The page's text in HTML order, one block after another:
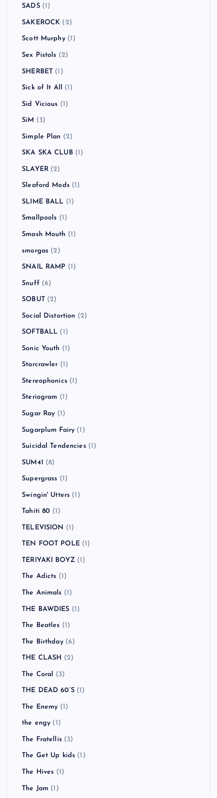
SADS(1)
SAKEROCK (2)
Scott Murphy(1)
Sex Pistols (2)
SHERBET (1)
Sick of It All (1)
Sid Vicious (1)
SiM (3)
Simple Plan (2)
SKA SKA CLUB (1)
SLAYER(2)
Sleaford Mods(1)
SLIME BALL (1)
Smallpools (1)
Smash Mouth (1)
smorgas (2)
SNAIL RAMP (1)
Snuff (6)
SOBUT(2)
Social Distortion (2)
SOFTBALL (1)
Sonic Youth (1)
Starcrawler (1)
Stereophonics(1)
Steriogram (1)
Sugar Ray (1)
Sugarplum Fairy (1)
Suicidal Tendencies(1)
SUM41 (8)
Supergrass (1)
Swingin' Utters (1)
Tahiti 80 (1)
TELEVISION (1)
TEN FOOT POLE(1)
TERIYAKI BOYZ(1)
The Adicts (1)
The Animals (1)
THE BAWDIES (1)
The Beatles (1)
The Birthday(6)
THE CLASH (2)
The Coral (3)
THE DEAD 60’S(1)
The Enemy (1)
the engy (1)
The Fratellis(3)
The Get Up kids (1)
The Hives (1)
The Jam (1)